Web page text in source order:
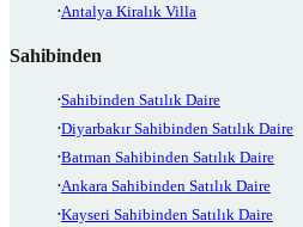
Antalya Kiralık Villa
Sahibinden
Sahibinden Satılık Daire
Diyarbakır Sahibinden Satılık Daire
Batman Sahibinden Satılık Daire
Ankara Sahibinden Satılık Daire
Kayseri Sahibinden Satılık Daire